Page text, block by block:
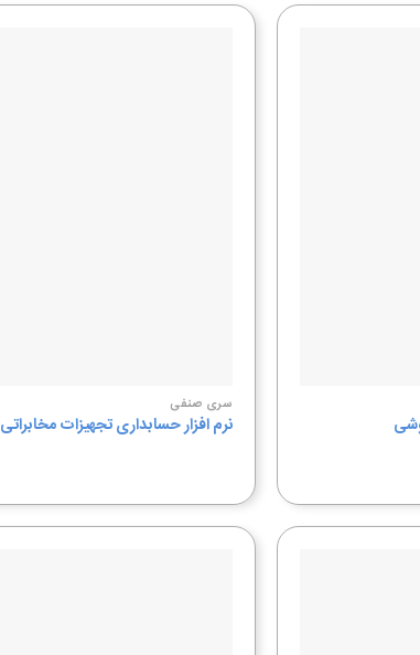
سری صنفی
نرم افزار حسابداری تجهیزات مخابراتی